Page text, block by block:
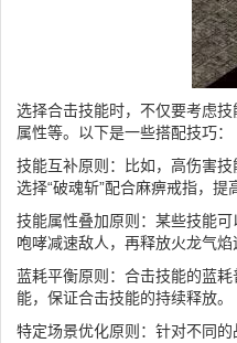
选择合击技能时，不仅要考虑
属性等。以下是一些搭配技巧：
技能互补原则：比如，高伤害
选择“破魂斩”配合麻痹戒指，提
技能属性叠加原则：某些技能
咆哮减速敌人，再释放火龙气焰
蓝耗平衡原则：合击技能的蓝
能，保证合击技能的持续释放。
特定场景优化原则：针对不同